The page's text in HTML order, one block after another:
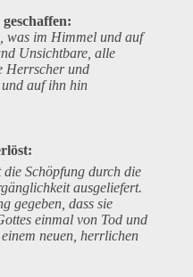
was im Himmel und auf
Unsichtbare, alle
Herrscher und
auf ihn hin
die Schöpfung durch die
ausgeliefert.
gegeben, dass sie
einmal von Tod und
neuen, herrlichen